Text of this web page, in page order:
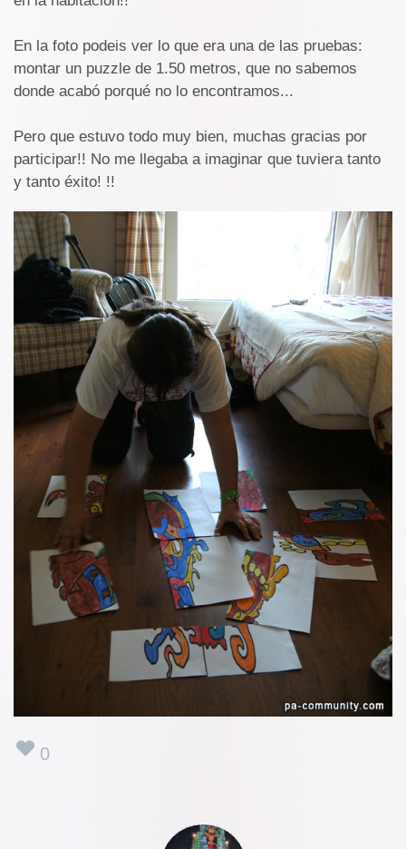
En la foto podeis ver lo que era una de las pruebas:
montar un puzzle de 1.50 metros, que no sabemos
donde acabó porqué no lo encontramos...
Pero que estuvo todo muy bien, muchas gracias por
participar!! No me llegaba a imaginar que tuviera tanto
y tanto éxito! !!
0